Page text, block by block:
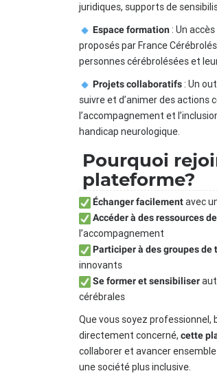
juridiques, supports de
Espace formation: Un
proposés par France
personnes cérébrolésées et
Projets collaboratifs: Un
suivre et d’animer des actions
l’accompagnement et
handicap neurologique.
Pourquoi
plateforme?
Échanger facilementavec
Accéder à des ressources
l’accompagnement
Participer à des groupes de
innovants
Se former et sensibiliser
cérébrales
Que vous soyez professionnel,
directement concerné, cette
collaborer et avancer
une société plus inclusive.